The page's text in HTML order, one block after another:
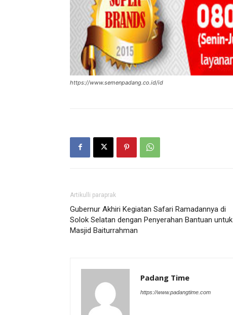
https://www.semenpadang.co.id/id
Artikulli paraprak
Gubernur Akhiri Kegiatan Safari Ramadannya di
Solok Selatan dengan Penyerahan Bantuan untuk
Masjid Baiturrahman
Padang Time
https://www.padangtime.com